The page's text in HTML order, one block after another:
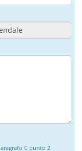
C punto 2